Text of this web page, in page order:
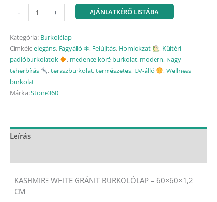
- + AJÁNLATKÉRŐ LISTÁBA
Kategória: Burkolólap
Címkék:elegáns, Fagyálló ❄︎, Felújítás, Homlokzat , Kültéri
padlóburkolatok
, medence köré burkolat, modern, Nagy
teherbírás
,teraszburkolat,természetes, UV-álló ,Wellness
burkolat
Márka:Stone360
Leírás
KASHMIRE WHITE GRÁNIT BURKOLÓLAP – 60×60×1,2
CM